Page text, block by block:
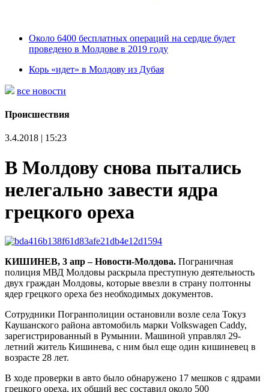
Около 6400 бесплатных операций на сердце будет
проведено в Молдове в 2019 году
Корь «идет» в Молдову из Дубая
все новости
Происшествия
3.4.2018 | 15:23
В Молдову снова пытались
нелегально завести ядра
грецкого ореха
КИШИНЕВ, 3 апр – Новости-Молдова. Пограничная
полиция МВД Молдовы раскрыла преступную деятельность
двух граждан Молдовы, которые ввезли в страну полтонны
ядер грецкого ореха без необходимых документов.
Сотрудники Погранполиции остановили возле села Токуз
Каушанского района автомобиль марки Volkswagen Caddy,
зарегистрированный в Румынии. Машиной управлял 29-
летний житель Кишинева, с ним был еще один кишиневец в
возрасте 28 лет.
В ходе проверки в авто было обнаружено 17 мешков с ядрами
грецкого ореха, их общий вес составил около 500